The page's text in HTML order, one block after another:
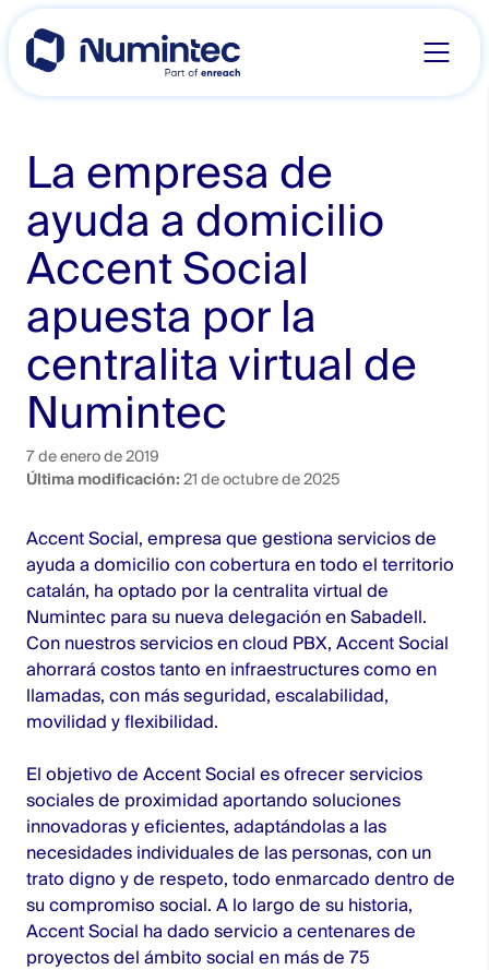
Skip
content
La empresa de
ayuda a domicilio
Accent Social
apuesta por la
centralita virtual de
Numintec
7 de enero de 2019
Última modificación: 21 de octubre de 2025
Accent Social, empresa que gestiona servicios de
ayuda a domicilio con cobertura en todo el territorio
catalán, ha optado por la centralita virtual de
Numintec para su nueva delegación en Sabadell.
Con nuestros servicios en cloud PBX, Accent Social
ahorrará costos tanto en infraestructures como en
llamadas, con más seguridad, escalabilidad,
movilidad y flexibilidad.
El objetivo de Accent Social es ofrecer servicios
sociales de proximidad aportando soluciones
innovadoras y eficientes, adaptándolas a las
necesidades individuales de las personas, con un
trato digno y de respeto, todo enmarcado dentro de
su compromiso social. A lo largo de su historia,
Accent Social ha dado servicio a centenares de
proyectos del ámbito social en más de 75